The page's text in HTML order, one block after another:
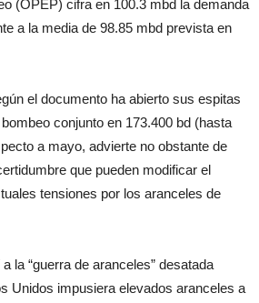
(OPEP) cifra en 100.3 mbd la demanda
a la media de 98.85 mbd prevista en
el documento ha abierto sus espitas
conjunto en 173.400 bd (hasta
a mayo, advierte no obstante de
que pueden modificar el
tensiones por los aranceles de
la “guerra de aranceles” desatada
Unidos impusiera elevados aranceles a